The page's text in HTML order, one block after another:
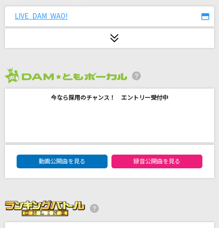
Star Wish
Rock this Party
SEKAI NO OWARI(世界の終わり)
Official髭男dism
LIVE DAM WAO!
今なら採用のチャンス！ エントリー受付中
DAM★ともボーカルエントリーランキング
動画公開曲を見る
録音公開曲を見る